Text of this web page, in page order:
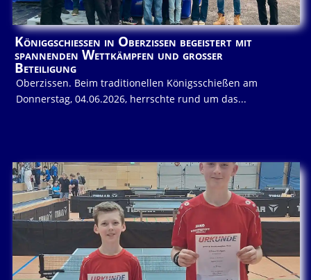
Königgschießen in Oberzissen begeistert mit
spannenden Wettkämpfen und großer
Beteiligung
Oberzissen. Beim traditionellen Königsschießen am
Donnerstag, 04.06.2026, herrschte rund um das...